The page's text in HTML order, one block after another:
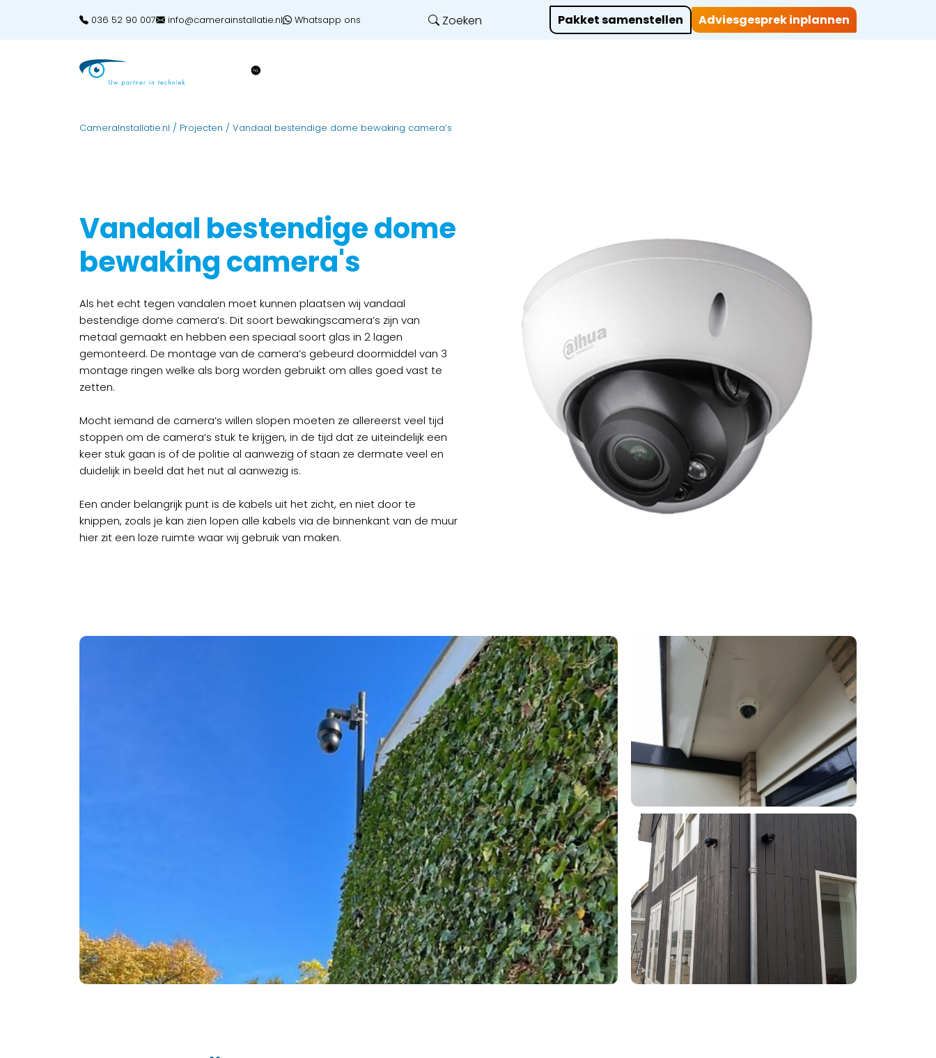
036 52 90 007 info@camerainstallatie.nl Whatsapp ons Zoeken Pakket samenstellen Adviesgesprek inplannen
CameraInstallatie.nl / Projecten / Vandaal bestendige dome bewaking camera’s
Vandaal bestendige dome
bewaking camera's
Als het echt tegen vandalen moet kunnen plaatsen wij vandaal
bestendige dome camera’s. Dit soort bewakingscamera’s zijn van
metaal gemaakt en hebben een speciaal soort glas in 2 lagen
gemonteerd. De montage van de camera’s gebeurd doormiddel van 3
montage ringen welke als borg worden gebruikt om alles goed vast te
zetten.
Mocht iemand de camera’s willen slopen moeten ze allereerst veel tijd
stoppen om de camera’s stuk te krijgen, in de tijd dat ze uiteindelijk een
keer stuk gaan is of de politie al aanwezig of staan ze dermate veel en
duidelijk in beeld dat het nut al aanwezig is.
Een ander belangrijk punt is de kabels uit het zicht, en niet door te
knippen, zoals je kan zien lopen alle kabels via de binnenkant van de muur
hier zit een loze ruimte waar wij gebruik van maken.